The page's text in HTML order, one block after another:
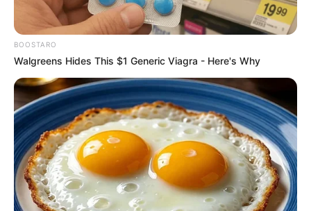
BOOSTARO
Walgreens Hides This $1 Generic Viagra - Here's Why